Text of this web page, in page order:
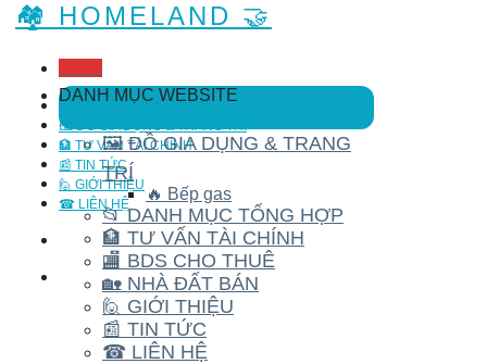
🏘️ HOMELAND 🤝
🏡 NHÀ ĐẤT BÁN
🖼️ ĐỒ GIA DỤNG & TRANG TRÍ
🏦 TƯ VẤN TÀI CHÍNH
📰 TIN TỨC
🙋 GIỚI THIỆU
☎ LIÊN HỆ
DANH MỤC WEBSITE
🖼️ ĐỒ GIA DỤNG & TRANG
TRÍ
🔥 Bếp gas
📂 DANH MỤC TỔNG HỢP
🏦 TƯ VẤN TÀI CHÍNH
🏬 BDS CHO THUÊ
🏡 NHÀ ĐẤT BÁN
🙋 GIỚI THIỆU
📰 TIN TỨC
☎ LIÊN HỆ